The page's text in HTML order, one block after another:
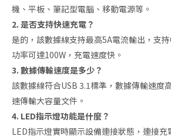
機、平板、筆記型電腦、移動電源等。
2. 是否支持快速充電？
是的，該數據線支持最高5A電流輸出，支
功率可達100W，充電速度快。
3. 數據傳輸速度是多少？
該數據線符合USB 3.1標準，數據傳輸速度
速傳輸大容量文件。
4. LED指示燈功能是什麼？
LED指示燈實時顯示設備連接狀態，連接充